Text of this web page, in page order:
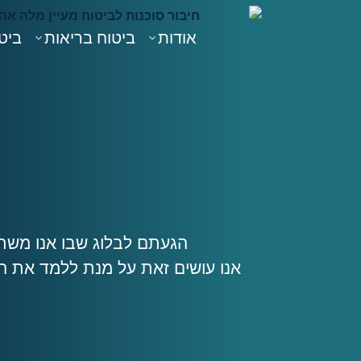
אודות ביטוח בריאות
הגעתם לבלוג שבו אנו
אנו עושים זאת על מנת ללמד את